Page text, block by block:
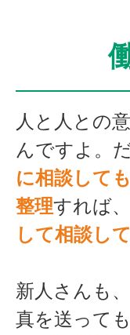
人と人との
んですよ。
に相談して
整理すれば
して相談し
新人さんも
真を送って